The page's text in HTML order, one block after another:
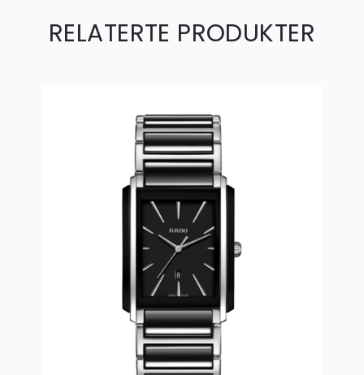
RELATERTE PRODUKTER